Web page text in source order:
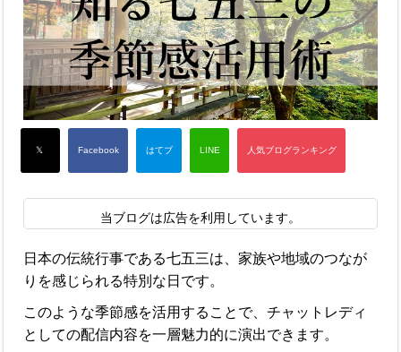
当ブログは広告を利用しています。
日本の伝統行事である七五三は、家族や地域のつなが
りを感じられる特別な日です。
このような季節感を活用することで、チャットレディ
としての配信内容を一層魅力的に演出できます。